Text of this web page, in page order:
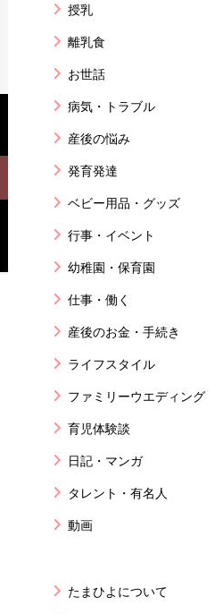
授乳
離乳食
お世話
病気・トラブル
産後の悩み
発育発達
ベビー用品・グッズ
行事・イベント
幼稚園・保育園
仕事・働く
産後のお金・手続き
ライフスタイル
ファミリーウエディング
育児体験談
日記・マンガ
タレント・有名人
動画
たまひよについて